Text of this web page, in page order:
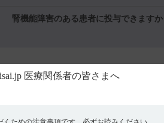
腎機能障害のある患者に投与できます